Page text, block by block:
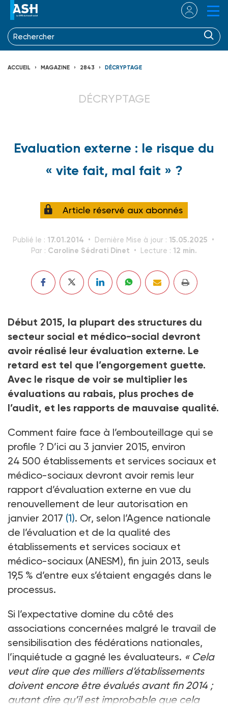
ACCUEIL MAGAZINE 2843 DÉCRYPTAGE
DÉCRYPTAGE
Evaluation externe : le risque du
« vite fait, mal fait » ?
Article réservé aux abonnés
Publié le : 17.01.2014 Dernière Mise à jour : 15.05.2025
Par : Caroline Sédrati Dinet Lecture : 12 min.
Début 2015, la plupart des structures du
secteur social et médico-social devront
avoir réalisé leur évaluation externe. Le
retard est tel que l’engorgement guette.
Avec le risque de voir se multiplier les
évaluations au rabais, plus proches de
l’audit, et les rapports de mauvaise qualité.
Comment faire face à l’em­bouteillage qui se
profile ? D’ici au 3 janvier 2015, environ
24 500 établissements et services sociaux et
médico-sociaux devront avoir remis leur
rapport d’évaluation externe en vue du
renouvellement de leur autorisation en
janvier 2017 (1). Or, selon l’Agence nationale
de l’évaluation et de la qualité des
établissements et services sociaux et
médico-sociaux (ANESM), fin juin 2013, seuls
19,5 % d’entre eux s’étaient engagés dans le
processus.
Si l’expectative domine du côté des
associations concernées malgré le travail de
sensibilisation des fédérations nationales,
l’inquiétude a gagné les évaluateurs. « Cela
veut dire que des milliers d’établissements
doivent encore être évalués avant fin 2014 ;
autant dire qu’il est improbable que cela